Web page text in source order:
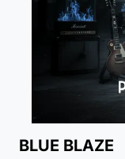
BLUE BLAZE